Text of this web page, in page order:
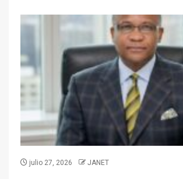
julio 27, 2026 JANET